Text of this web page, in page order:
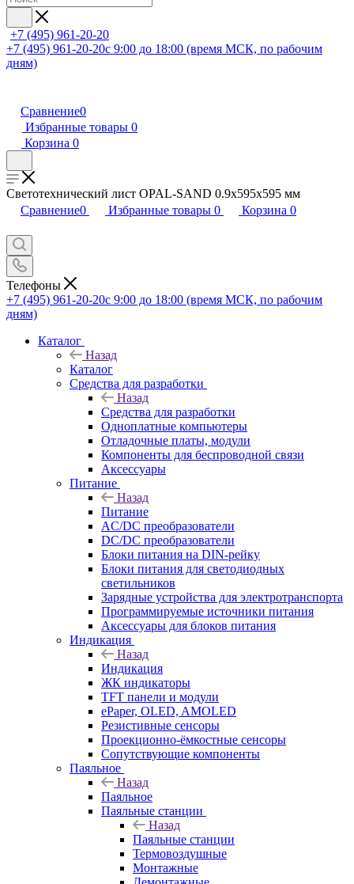
+7 (495) 961-20-20
+7 (495) 961-20-20с 9:00 до 18:00 (время МСК, по рабочим
дням)
Сравнение0
Избранные товары 0
Корзина 0
Светотехнический лист OPAL-SAND 0.9x595x595 мм
Сравнение0 Избранные товары 0 Корзина 0
Телефоны
+7 (495) 961-20-20с 9:00 до 18:00 (время МСК, по рабочим
дням)
Каталог
Назад
Каталог
Средства для разработки
Назад
Средства для разработки
Одноплатные компьютеры
Отладочные платы, модули
Компоненты для беспроводной связи
Аксессуары
Питание
Назад
Питание
AC/DC преобразователи
DC/DC преобразователи
Блоки питания на DIN-рейку
Блоки питания для светодиодных
светильников
Зарядные устройства для электротранспорта
Программируемые источники питания
Аксессуары для блоков питания
Индикация
Назад
Индикация
ЖК индикаторы
TFT панели и модули
ePaper, OLED, AMOLED
Резистивные сенсоры
Проекционно-ёмкостные сенсоры
Сопутствующие компоненты
Паяльное
Назад
Паяльное
Паяльные станции
Назад
Паяльные станции
Термовоздушные
Монтажные